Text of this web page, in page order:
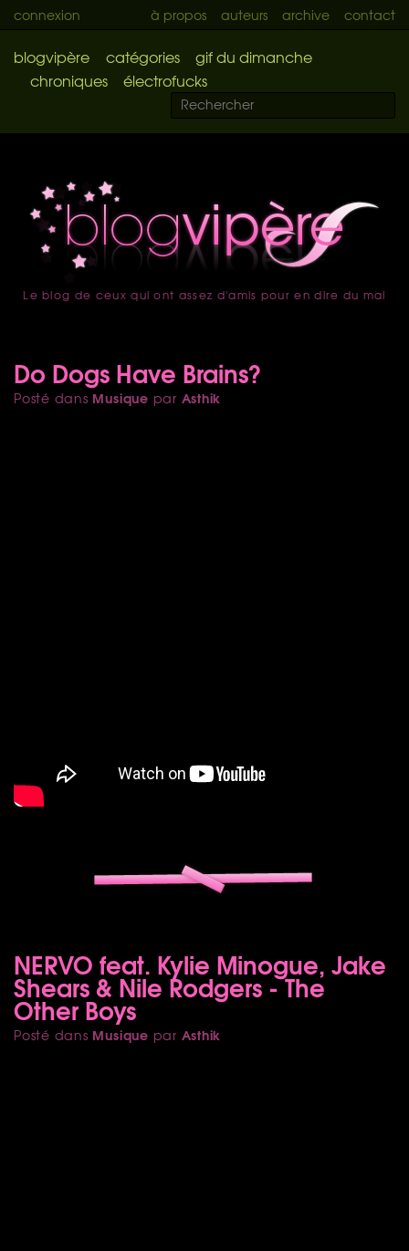
connexion à propos auteurs archive contact
blogvipère catégories
gif du dimanche
chroniques
électrofucks
accueil
Le blog de ceux qui ont assez d'amis pour en dire du mal
Do Dogs Have Brains?
Posté dans Musique par Asthik
NERVO feat. Kylie Minogue, Jake
Shears & Nile Rodgers - The
Other Boys
Posté dans Musique par Asthik